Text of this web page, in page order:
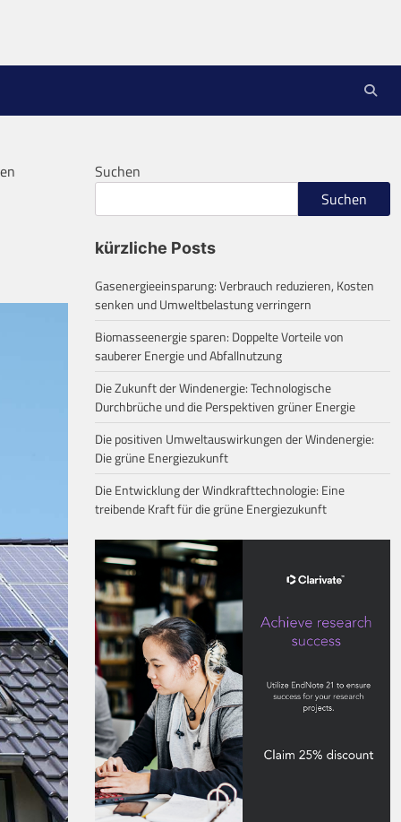
Suchen
Suchen
kürzliche Posts
Gasenergieeinsparung: Verbrauch reduzieren, Kosten
senken und Umweltbelastung verringern
Biomasseenergie sparen: Doppelte Vorteile von
sauberer Energie und Abfallnutzung
Die Zukunft der Windenergie: Technologische
Durchbrüche und die Perspektiven grüner Energie
Die positiven Umweltauswirkungen der Windenergie:
Die grüne Energiezukunft
Die Entwicklung der Windkrafttechnologie: Eine
treibende Kraft für die grüne Energiezukunft